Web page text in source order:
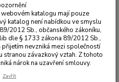
katalogu mají pouze
katalog není nabídkou ve smyslu
2012 Sb., občanského zákoníku,
dle § 1733 zákona 89/2012 Sb.,
přijetím nevzniká mezi společností
stranou závazkový vztah. Z tohoto
nárok na uzavření smlouvy.
Zavřít